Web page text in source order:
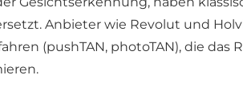
Anbieter wie Revolut und
(pushTAN, photoTAN), die das